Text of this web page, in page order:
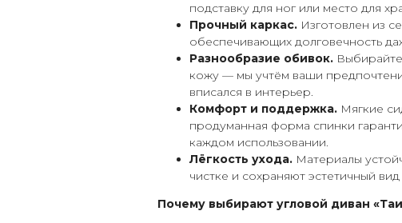
подставку для ног или место для
Прочный каркас. Изготовлен из
обеспечивающих долговечность
Разнообразие обивок.
кожу — мы учтём ваши
вписался в интерьер.
Комфорт и поддержка. Мягкие
продуманная форма спинки
каждом использовании.
Лёгкость ухода. Материалы
чистке и сохраняют эстетичный
Почему выбирают угловой диван